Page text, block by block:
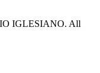
IGLESIANO. All